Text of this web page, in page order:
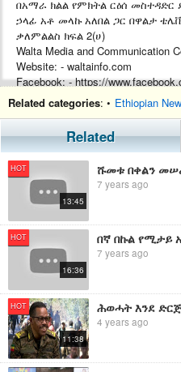
በአማራ ክልል የምክትል ርዕሰ መስተዳድር
ኃላፊ አቶ መላኩ አለበል ጋር በዋልታ
ቃለምልልስ ክፍል 2(ሀ)
Walta Media and Communication
Website: - waltainfo.com
Facebook: - https://
YouTube: - https://
Twitter :- https://twitter.com/
Related categories: • Ethiopian
Related
HOT
13:45
7 years ago
HOT
16:36
7 years ago
HOT
11:38
4 years ago